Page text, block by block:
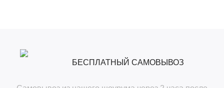
БЕСПЛАТНЫЙ САМОВЫВОЗ